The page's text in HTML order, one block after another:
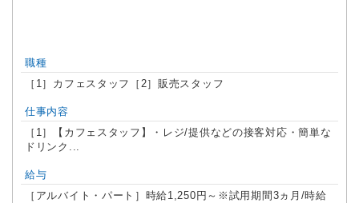
職種
［1］カフェスタッフ［2］販売スタッフ
仕事内容
［1］【カフェスタッフ】・レジ/提供などの接客対応・簡単な
ドリンク...
給与
［アルバイト・パート］時給1,250円～※試用期間3ヵ月/時給